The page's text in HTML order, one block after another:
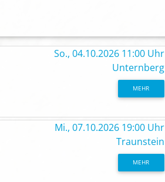
So., 04.10.2026 11:00 Uhr
Unternberg
MEHR
Mi., 07.10.2026 19:00 Uhr
Traunstein
MEHR